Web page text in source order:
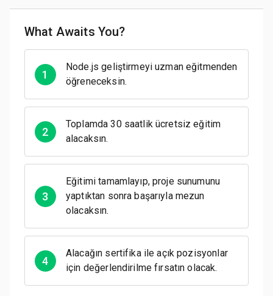
What Awaits You?
1
Node.js geliştirmeyi uzman eğitmenden
öğreneceksin.
2
Toplamda 30 saatlik ücretsiz eğitim
alacaksın.
3
Eğitimi tamamlayıp, proje sunumunu
yaptıktan sonra başarıyla mezun
olacaksın.
4
Alacağın sertifika ile açık pozisyonlar
için değerlendirilme fırsatın olacak.